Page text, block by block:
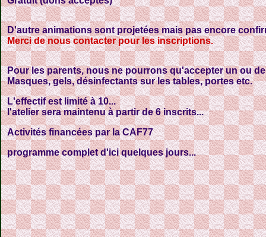
D'autre animations sont projetées mais pas encore
Merci de nous contacter pour les inscriptions.
Pour les parents, nous ne pourrons qu'accepter un ou
Masques, gels, désinfectants sur les tables, portes etc.
L'effectif est limité à 10...
l'atelier sera maintenu à partir de 6 inscrits...
Activités financées par la CAF77
programme complet d'ici quelques jours...